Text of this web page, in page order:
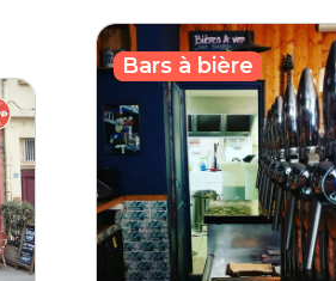
Bars à bière